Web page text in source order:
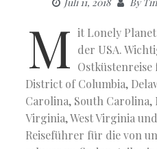
Juli 11, 2018 By
M it Lonely
der USA.
Ostküstenreise
District of Columbia,
Carolina, South
Virginia, West Virginia
Reiseführer für die von